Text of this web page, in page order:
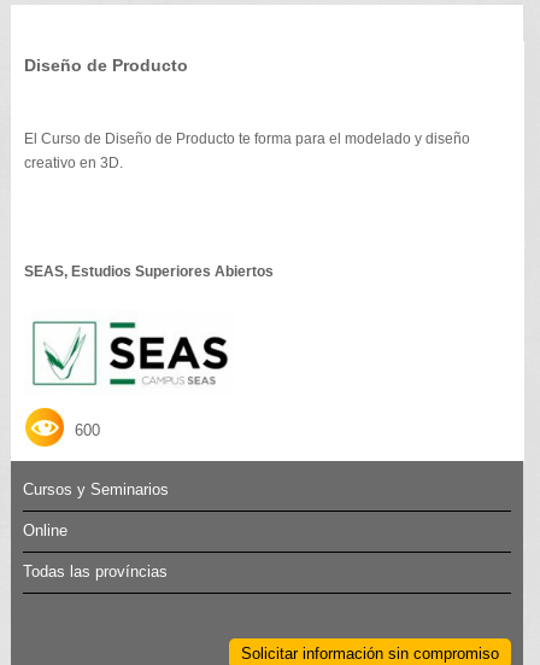
Diseño de Producto
El Curso de Diseño de Producto te forma para el modelado y diseño
creativo en 3D.
SEAS, Estudios Superiores Abiertos
600
Cursos y Seminarios
Online
Todas las províncias
Solicitar información sin compromiso